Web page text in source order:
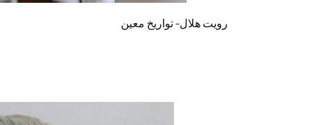
رويت هلال- تواريخ معين